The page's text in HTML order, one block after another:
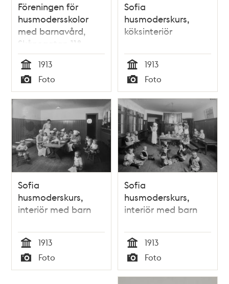
Föreningen för
husmodersskolor
med barnavård,
Skånegatan 118,
exteriör.
Tid
1913
Typ
Foto
Sofia
husmoderskurs,
köksinteriör
Tid
1913
Typ
Foto
Sofia
husmoderskurs,
interiör med barn
Tid
1913
Typ
Foto
Sofia
husmoderskurs,
interiör med barn
Tid
1913
Typ
Foto